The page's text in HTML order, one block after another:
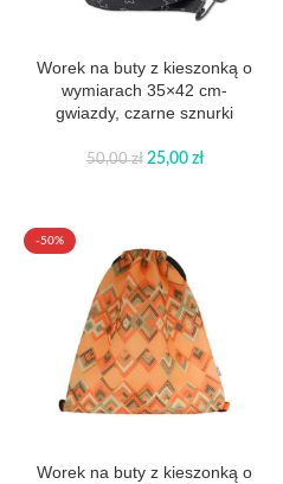
Worek na buty z kieszonką o
wymiarach 35×42 cm-
gwiazdy, czarne sznurki
50,00zł 25,00 zł
-50%
Worek na buty z kieszonką o